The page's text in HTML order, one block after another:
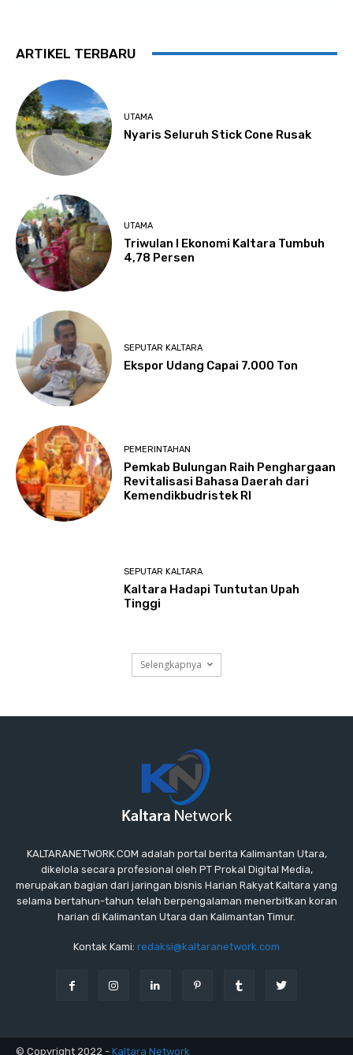
ARTIKEL TERBARU
UTAMA
Nyaris Seluruh Stick Cone Rusak
UTAMA
Triwulan I Ekonomi Kaltara Tumbuh
4,78 Persen
SEPUTAR KALTARA
Ekspor Udang Capai 7.000 Ton
PEMERINTAHAN
Pemkab Bulungan Raih Penghargaan
Revitalisasi Bahasa Daerah dari
Kemendikbudristek RI
SEPUTAR KALTARA
Kaltara Hadapi Tuntutan Upah
Tinggi
Selengkapnya
KALTARANETWORK.COM adalah portal berita Kalimantan Utara,
dikelola secara profesional oleh PT Prokal Digital Media,
merupakan bagian dari jaringan bisnis Harian Rakyat Kaltara yang
selama bertahun-tahun telah berpengalaman menerbitkan koran
harian di Kalimantan Utara dan Kalimantan Timur.
Kontak Kami: redaksi@kaltaranetwork.com
© Copyright 2022 - Kaltara Network